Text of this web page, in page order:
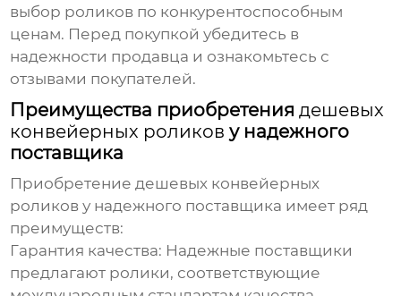
выбор роликов по конкурентоспособным
ценам. Перед покупкой убедитесь в
надежности продавца и ознакомьтесь с
отзывами покупателей.
Преимущества приобретениядешевых
конвейерных роликов у надежного
поставщика
Приобретениедешевых конвейерных
роликов у надежного поставщика имеет ряд
преимуществ:
Гарантия качества: Надежные поставщики
предлагают ролики, соответствующие